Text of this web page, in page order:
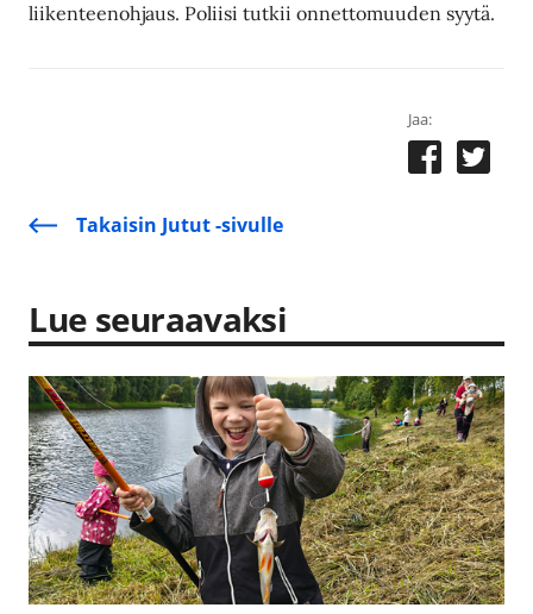
liikenteenohjaus. Poliisi tutkii onnettomuuden syytä.
Jaa:
Takaisin Jutut -sivulle
Lue seuraavaksi